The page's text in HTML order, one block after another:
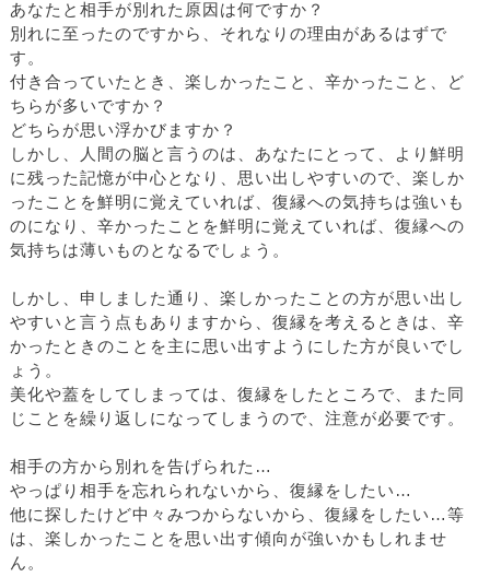
あなたと相手が別れた原因は何ですか？
別れに至ったのですから、それなりの理由があるはずで
す。
付き合っていたとき、楽しかったこと、辛かったこと、ど
ちらが多いですか？
どちらが思い浮かびますか？
しかし、人間の脳と言うのは、あなたにとって、より鮮明
に残った記憶が中心となり、思い出しやすいので、楽しか
ったことを鮮明に覚えていれば、復縁への気持ちは強いも
のになり、辛かったことを鮮明に覚えていれば、復縁への
気持ちは薄いものとなるでしょう。
しかし、申しました通り、楽しかったことの方が思い出し
やすいと言う点もありますから、復縁を考えるときは、辛
かったときのことを主に思い出すようにした方が良いでし
ょう。
美化や蓋をしてしまっては、復縁をしたところで、また同
じことを繰り返しになってしまうので、注意が必要です。
相手の方から別れを告げられた…
やっぱり相手を忘れられないから、復縁をしたい…
他に探したけど中々みつからないから、復縁をしたい…等
は、楽しかったことを思い出す傾向が強いかもしれませ
ん。